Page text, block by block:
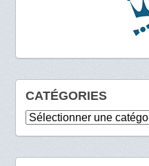
CATÉGORIES
Catégories